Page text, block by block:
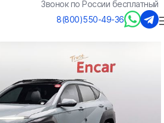
Звонок по России бесплатный
8(800)550-49-36
Kona